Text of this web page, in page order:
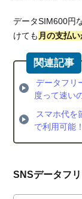
データSIM600円
けても 月の支払
データフリ
度って速い
スマホ代を
で利用可能！
SNSデータフ